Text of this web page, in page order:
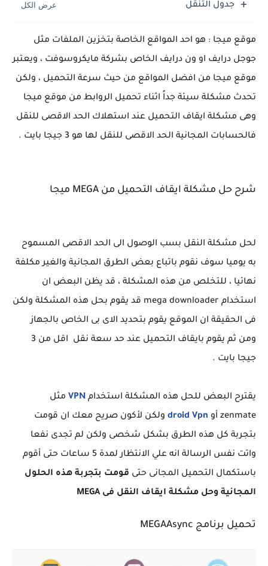
جدول التنقل
موقع ميجا : هو احد المواقع الخاصة بتخزين الملفات مثل
جوجل درايف او ون درايف الخاص بشركة مايكروسوفت ، ويعتبر
موقع ميجا من افضل المواقع من حيث سرعة التحميل ، ولكن
تحدث مشكلة سيئة جداً اثناء تحميل الروابط من موقع ميجا
وهى مشكلة ايقاف التحميل عند استهلاك الحد الاقصى للنقل
فالحسابات المجانية الحد الاقصى للنقل لها هو 3 جيجا بايت .
شرح حل مشكلة ايقاف التحميل من MEGA ميجا
لحل مشكلة النقل بسب الوصول الى الحد الاقصى المسموح
به يوميا سوف نقوم باتباع بعض الطرق المجانية والغير مكلفة
نهائيا ، للتخلص من هذه المشكلة ، قد يظن البعض ان
استخدام mega downloader قد يقوم بحل هذه المشكلة ولكن
فى الحقيقة ان الموقع يقوم بتحديد الاى بى الخاص بالجهاز
ومن ثم يقوم بايقاف التحميل عند حد سعة نقل اقل من 3
جيجا بايت .
يقترح البعض للحل هذه المشكلة استخدام VPN مثل
zenmate أو
droid Vpn ولكن لأكون صريح معك ان قومت
بتجربة كل هذه الطرق بشكل شخصى ولكن لم تجدى نفعا
واتت نفس الرسالة انه علي الانتظار لمدة 5 ساعات حتى أقوم
باستكمال التحميل المجانى حتى قومت بتجربة هذه الحلول
المجانية وحل مشكلة ايقاف النقل فى MEGA
تحميل برنامج MEGAAsync